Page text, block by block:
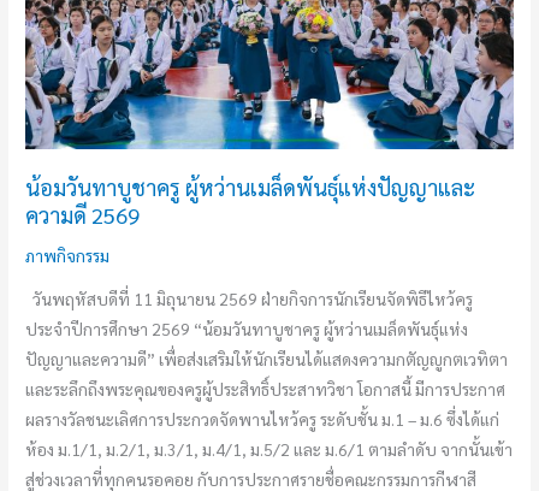
น้อมวันทาบูชาครู ผู้หว่านเมล็ดพันธุ์แห่งปัญญาและ
ความดี 2569
ภาพกิจกรรม
วันพฤหัสบดีที่ 11 มิถุนายน 2569 ฝ่ายกิจการนักเรียนจัดพิธีไหว้ครู
ประจำปีการศึกษา 2569 “น้อมวันทาบูชาครู ผู้หว่านเมล็ดพันธุ์แห่ง
ปัญญาและความดี” เพื่อส่งเสริมให้นักเรียนได้แสดงความกตัญญูกตเวทิตา
และระลึกถึงพระคุณของครูผู้ประสิทธิ์ประสาทวิชา โอกาสนี้ มีการประกาศ
ผลรางวัลชนะเลิศการประกวดจัดพานไหว้ครู ระดับชั้น ม.1 – ม.6 ซึ่งได้แก่
ห้อง ม.1/1, ม.2/1, ม.3/1, ม.4/1, ม.5/2 และ ม.6/1 ตามลำดับ จากนั้นเข้า
สู่ช่วงเวลาที่ทุกคนรอคอย กับการประกาศรายชื่อคณะกรรมการกีฬาสี
เมล็ด
พันธุ์
แห่ง
ปัญญา
และ
ดี
2569